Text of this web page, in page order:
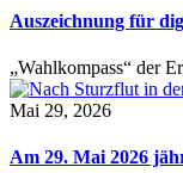
Auszeichnung für
„Wahlkompass“ der
Mai 29, 2026
Am 29. Mai 2026